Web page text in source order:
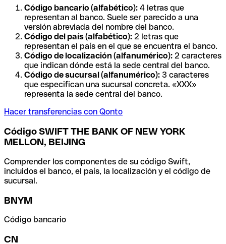
Código bancario (alfabético): 4 letras que
representan al banco. Suele ser parecido a una
versión abreviada del nombre del banco.
Código del país (alfabético): 2 letras que
representan el país en el que se encuentra el banco.
Código de localización (alfanumérico): 2 caracteres
que indican dónde está la sede central del banco.
Código de sucursal (alfanumérico): 3 caracteres
que especifican una sucursal concreta. «XXX»
representa la sede central del banco.
Hacer transferencias con Qonto
Código SWIFT THE BANK OF NEW YORK
MELLON, BEIJING
Comprender los componentes de su código Swift,
incluidos el banco, el país, la localización y el código de
sucursal.
BNYM
Código bancario
CN